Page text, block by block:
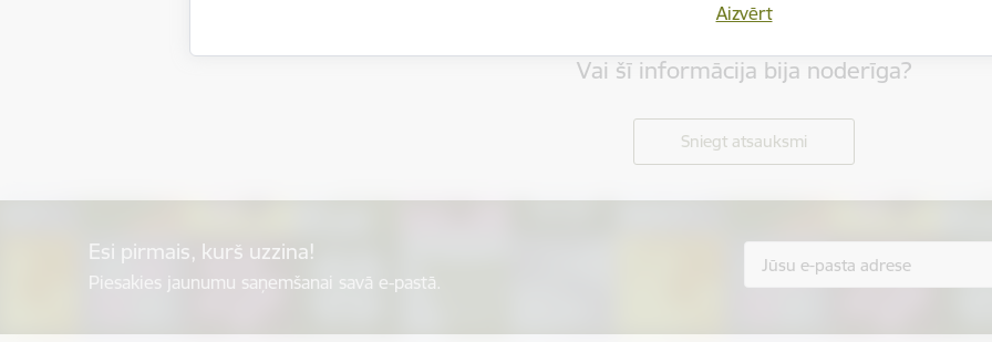
Aizvērt
Vai šī informācija bija noderīga?
Sniegt atsauksmi
Esi pirmais, kurš uzzina!
Piesakies jaunumu saņemšanai savā e-pastā.